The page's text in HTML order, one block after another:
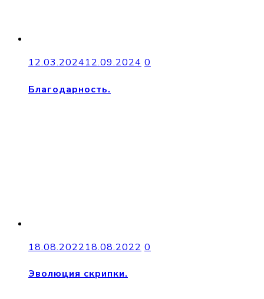
12.03.202412.09.2024 0
Благодарность.
18.08.202218.08.2022 0
Эволюция скрипки.